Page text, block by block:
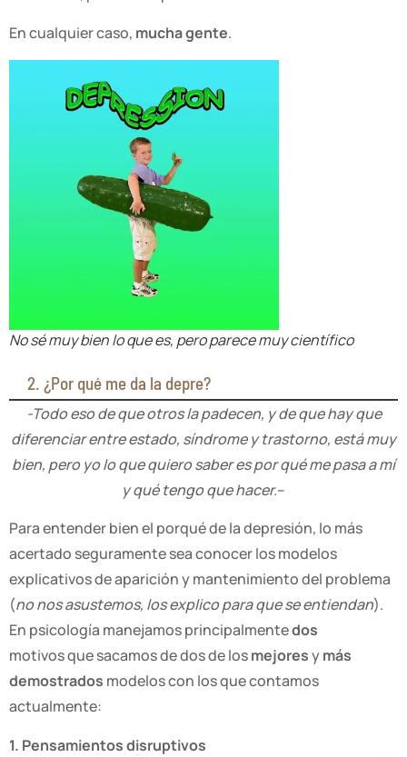
En cualquier caso, mucha gente.
No sé muy bien lo que es, pero parece muy científico
2. ¿Por qué me da la depre?
-Todo eso de que otros la padecen, y de que hay que
diferenciar entre estado, síndrome y trastorno, está muy
bien, pero yo lo que quiero saber es por qué me pasa a mí
y qué tengo que hacer.–
Para entender bien el porqué de la depresión, lo más
acertado seguramente sea conocer los modelos
explicativos de aparición y mantenimiento del problema
(no nos asustemos, los explico para que se entiendan).
En psicología manejamos principalmentedos
motivos que sacamos de dos de losmejoresymás
demostrados modelos con los que contamos
actualmente:
1. Pensamientos disruptivos